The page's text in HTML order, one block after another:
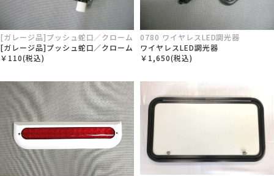
[ガレージ品]プッシュ蛇口／クローム
[ガレージ品]プッシュ蛇口／クローム
￥110(税込)
0780 ワイヤレスLED調光器
ワイヤレスLED調光器
￥1,650(税込)